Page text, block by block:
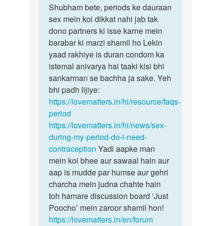
to
aunti
ji
mene
kuch
mahine…
by
shubham
Kesarwani
Shubham
bete,
periods
ke…
Shubham bete, periods ke dauraan
sex mein koi dikkat nahi jab tak
dono partners ki isse karne mein
barabar ki marzi shamil ho Lekin
yaad rakhiye is duran condom ka
istemal anivarya hai taaki kisi bhi
sankarman se bachha ja sake. Yeh
bhi padh lijiye:
https://lovematters.in/hi/resource/faqs-
period
https://lovematters.in/hi/news/sex-
during-my-period-do-i-need-
contraception Yadi aapke man
mein koi bhee aur sawaal hain aur
aap is mudde par humse aur gehri
charcha mein judna chahte hain
toh hamare discussion board ‘Just
Poocho’ mein zaroor shamil hon!
https://lovematters.in/en/forum